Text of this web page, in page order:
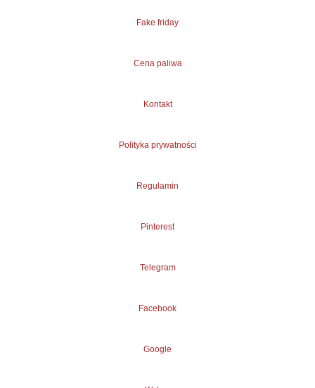
Fake friday
Cena paliwa
Kontakt
Polityka prywatności
Regulamin
Pinterest
Telegram
Facebook
Google